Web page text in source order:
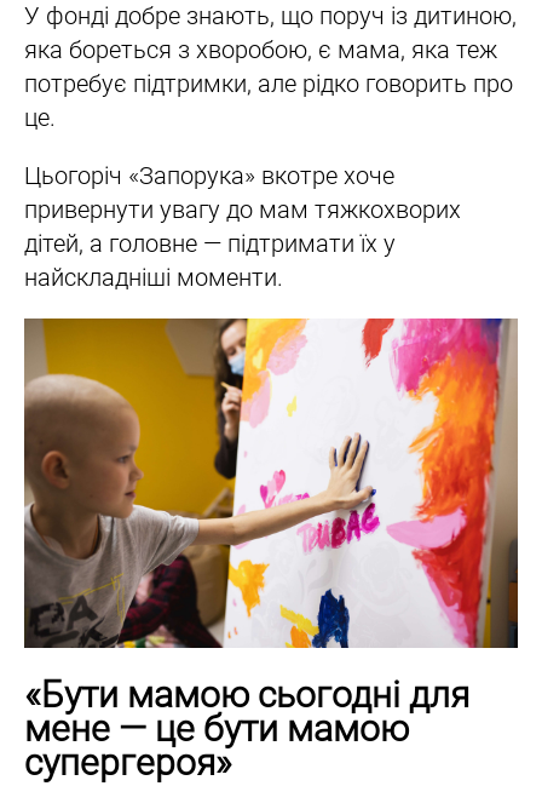
У фонді добре знають, що поруч із дитиною,
яка бореться з хворобою, є мама, яка теж
потребує підтримки, але рідко говорить про
це.
Цьогоріч «Запорука» вкотре хоче
привернути увагу до мам тяжкохворих
дітей, а головне — підтримати їх у
найскладніші моменти.
«Бути мамою сьогодні для
мене — це бути мамою
супергероя»